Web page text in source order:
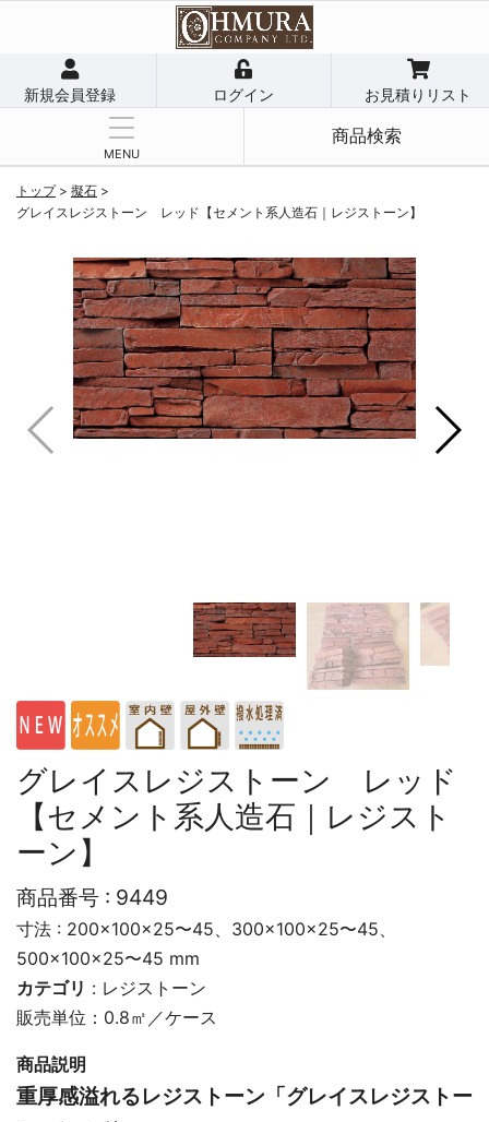
新規会員登録 ログイン お見積りリスト
MENU
商品検索
トップ> 擬石 >
グレイスレジストーン レッド【セメント系人造石｜レジストーン】
グレイスレジストーン レッド
【セメント系人造石｜レジスト
ーン】
商品番号 : 9449
寸法 : 200×100×25〜45、300×100×25〜45、
500×100×25〜45 mm
カテゴリ : レジストーン
販売単位：0.8㎡／ケース
商品説明
重厚感溢れるレジストーン「グレイスレジストー